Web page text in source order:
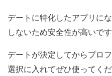
デートに特化したアプリに
しないため安全性が高いです
デートが決定してからプロ
選択に入れてぜひ使ってくだ